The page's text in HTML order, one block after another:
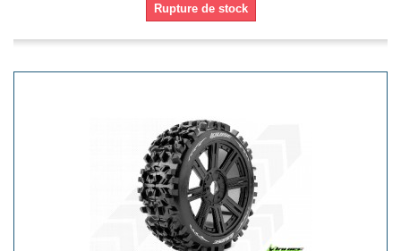
Rupture de stock